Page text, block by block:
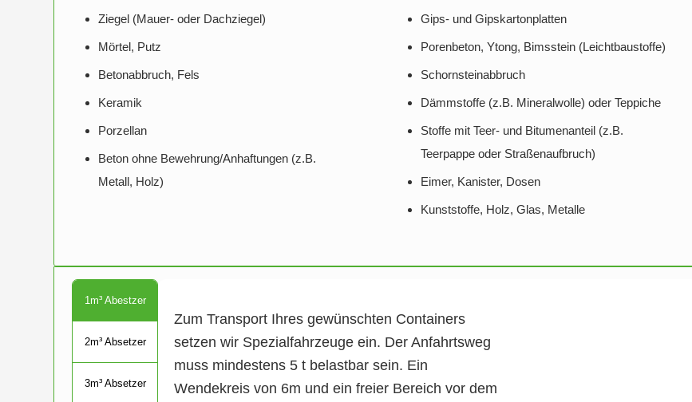
Ziegel (Mauer- oder Dachziegel)
Mörtel, Putz
Betonabbruch, Fels
Keramik
Porzellan
Beton ohne Bewehrung/Anhaftungen (z.B.
Metall, Holz)
Gips- und Gipskartonplatten
Porenbeton, Ytong, Bimsstein (Leichtbaustoffe)
Schornsteinabbruch
Dämmstoffe (z.B. Mineralwolle) oder Teppiche
Stoffe mit Teer- und Bitumenanteil (z.B.
Teerpappe oder Straßenaufbruch)
Eimer, Kanister, Dosen
Kunststoffe, Holz, Glas, Metalle
1m³ Abestzer
2m³ Absetzer
3m³ Absetzer
Zum Transport Ihres gewünschten Containers
setzen wir Spezialfahrzeuge ein. Der Anfahrtsweg
muss mindestens 5 t belastbar sein. Ein
Wendekreis von 6m und ein freier Bereich vor dem